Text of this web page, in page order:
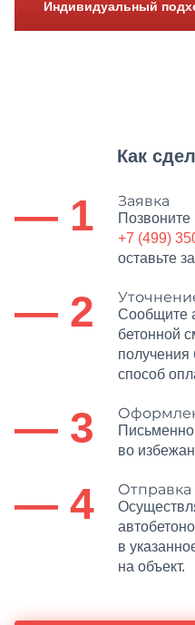
Индивидуальный
Как
— 1 Заявка
+7 (499)
оставьте
— 2
Сообщите
бетонной
получения
способ
— 3
Письменно
во
— 4 Отправка
в
на объект.